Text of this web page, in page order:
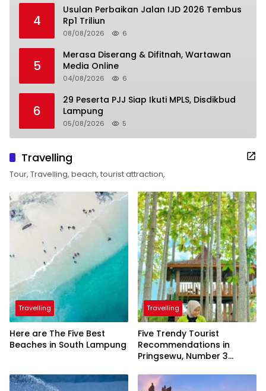
4
Usulan Perbaikan Jalan IJD 2026 Tembus
Rp1 Triliun
08/08/2026 6
5
Merasa Diserang & Difitnah, Wartawan
Media Online
04/08/2026 6
6
29 Peserta PJJ Siap Ikuti MPLS, Disdikbud
Lampung
05/08/2026 5
Travelling
Tour, Travelling, beach, tourist attraction,
Travelling
Here are The Five Best
Beaches in South Lampung
Travelling
Five Trendy Tourist
Recommendations in
Pringsewu, Number 3
President